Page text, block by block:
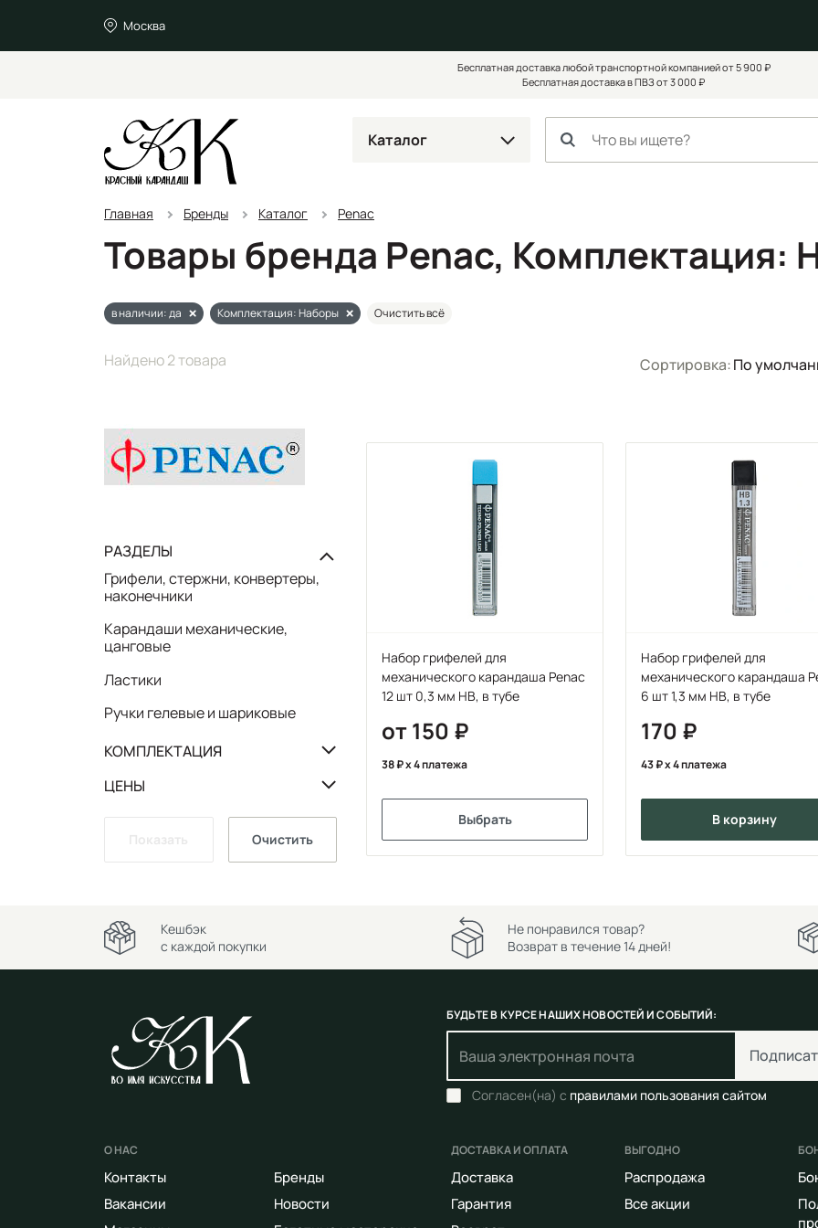
Москва
Бесплатная доставка любой транспортной компанией от 5 900 ₽
Бесплатная доставка в ПВЗ от 3 000 ₽
Каталог
Главная Бренды Каталог Penac
Товары бренда Penac, Комплектация:
в наличии: да Комплектация: Наборы Очистить всё
Найдено 2 товара Сортировка:По
РАЗДЕЛЫ
Грифели, стержни, конвертеры,
наконечники
Карандаши механические,
цанговые
Ластики
Ручки гелевые и шариковые
КОМПЛЕКТАЦИЯ
ЦЕНЫ
Очистить
Набор грифелей для
механического карандаша Penac
12 шт 0,3 мм НВ, в тубе
от 150
38 x 4 платежа
Выбрать
Набор грифелей для
механического карандаша
6 шт 1,3 мм НВ, в тубе
170
43 x 4 платежа
в корзину
Кешбэк
с каждой покупки
Не понравился товар?
Возврат в течение 14 дней!
БУДЬТЕ В КУРСЕ НАШИХ НОВОСТЕЙ И СОБЫТИЙ:
Согласен(на) с правилами пользования сайтом
О НАС
Контакты
Вакансии
Бренды
Новости
ДОСТАВКА И ОПЛАТА
Доставка
Гарантия
ВЫГОДНО
Распродажа
Все акции